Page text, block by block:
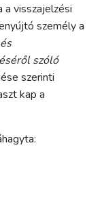
visszajelzési
személy a
szóló
szerinti
kap a